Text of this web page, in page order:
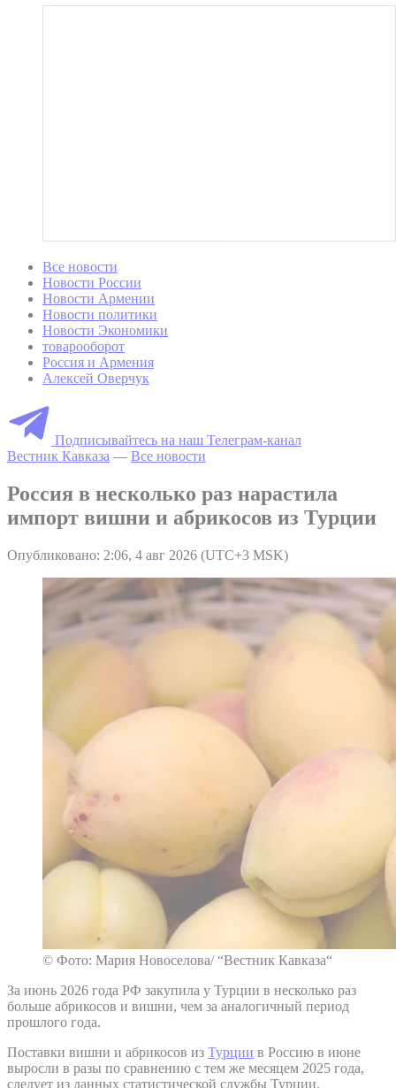
Все новости
Новости России
Новости Армении
Новости политики
Новости Экономики
товарооборот
Россия и Армения
Алексей Оверчук
Подписывайтесь на наш Телеграм-канал
Вестник Кавказа — Все новости
Россия в несколько раз нарастила
импорт вишни и абрикосов из Турции
Опубликовано: 2:06, 4 авг 2026 (UTC+3 MSK)
© Фото: Мария Новоселова/ “Вестник Кавказа“
За июнь 2026 года РФ закупила у Турции в несколько раз
больше абрикосов и вишни, чем за аналогичный период
прошлого года.
Поставки вишни и абрикосов из Турции в Россию в июне
выросли в разы по сравнению с тем же месяцем 2025 года,
следует из данных статистической службы Турции.